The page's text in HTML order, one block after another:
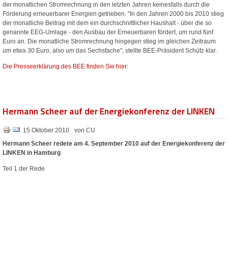
der monatlichen Stromrechnung in den letzten Jahren keinesfalls durch die
Förderung erneuerbarer Energien getrieben. "In den Jahren 2000 bis 2010 stieg
der monatliche Beitrag mit dem ein durchschnittlicher Haushalt - über die so
genannte EEG-Umlage - den Ausbau der Erneuerbaren fördert, um rund fünf
Euro an. Die monatliche Stromrechnung hingegen stieg im gleichen Zeitraum
um etwa 30 Euro, also um das Sechsfache", stellte BEE-Präsident Schütz klar.
Die Presseerklärung des BEE finden Sie hier:
Hermann Scheer auf der Energiekonferenz der LINKEN
15 Oktober 2010
von CU
Hermann Scheer redete am 4. September 2010 auf der Energiekonferenz der
LINKEN in Hamburg
Teil 1 der Rede